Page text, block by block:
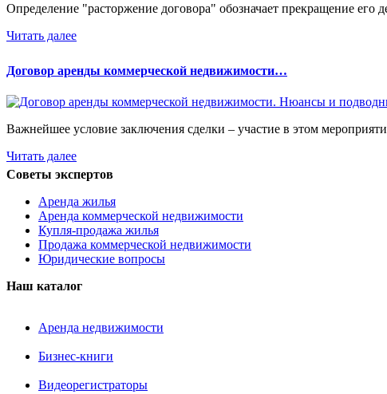
Определение "расторжение договора" обозначает прекращение его
Читать далее
Договор аренды коммерческой недвижимости…
Важнейшее условие заключения сделки – участие в этом
Читать далее
Советы экспертов
Аренда жилья
Аренда коммерческой недвижимости
Купля-продажа жилья
Продажа коммерческой недвижимости
Юридические вопросы
Наш каталог
Аренда недвижимости
Бизнес-книги
Видеорегистраторы